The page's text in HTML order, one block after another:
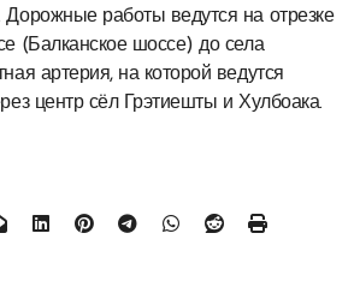
работы ведутся на отрезке
(Балканское шоссе) до села
артерия, на которой ведутся
центр сёл Грэтиешты и Хулбоака.